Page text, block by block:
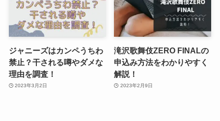
ジャニーズはカンペうちわ
禁止？干される噂やダメな
理由を調査！
2023年3月2日
滝沢歌舞伎ZERO FINALの
申込み方法をわかりやすく
解説！
2023年2月9日